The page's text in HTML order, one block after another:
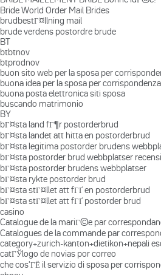
Bride World Order Mail Brides
brudbestГ¤llning mail
brude verdens postordre brude
BT
btbtnov
btprodnov
buon sito web per la sposa per
buona idea per la sposa per
buona posta elettronica siti sposa
buscando matrimonio
BY
bГ¤sta land fГ¶r postorderbrud
bГ¤sta landet att hitta en postorderbrud
bГ¤sta legitima postorder brudens
bГ¤sta postorder brud webbplatser
bГ¤sta postorder brudens webbplatser
bГ¤sta rykte postorder brud
bГ¤sta stГ¤llet att fГҐ en postorderbrud
bГ¤sta stГ¤llet att fГҐ postorder brud
casino
Catalogue de la mariГ©e par
Catalogues de la commande par
category+zurich-kanton+dietikon+nepali
catГЎlogo de novias por correo
che cos'ГЁ il servizio di sposa per